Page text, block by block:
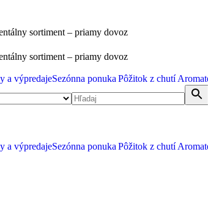
sortiment – priamy dovoz
sortiment – priamy dovoz
a výpredajeSezónna ponuka Pôžitok z chutí
a výpredajeSezónna ponuka Pôžitok z chutí